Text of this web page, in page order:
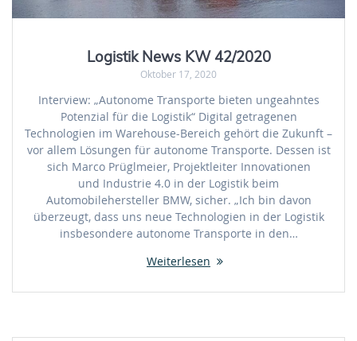
Logistik News KW 42/2020
Oktober 17, 2020
Interview: „Autonome Transporte bieten ungeahntes
Potenzial für die Logistik“ Digital getragenen
Technologien im Warehouse-Bereich gehört die Zukunft –
vor allem Lösungen für autonome Transporte. Dessen ist
sich Marco Prüglmeier, Projektleiter Innovationen
und Industrie 4.0 in der Logistik beim
Automobilehersteller BMW, sicher. „Ich bin davon
überzeugt, dass uns neue Technologien in der Logistik
insbesondere autonome Transporte in den…
Weiterlesen